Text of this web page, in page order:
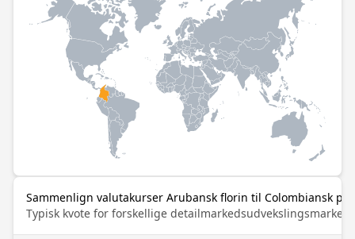
Sammenlign valutakurser Arubansk florin til Colombiansk
Typisk kvote for forskellige